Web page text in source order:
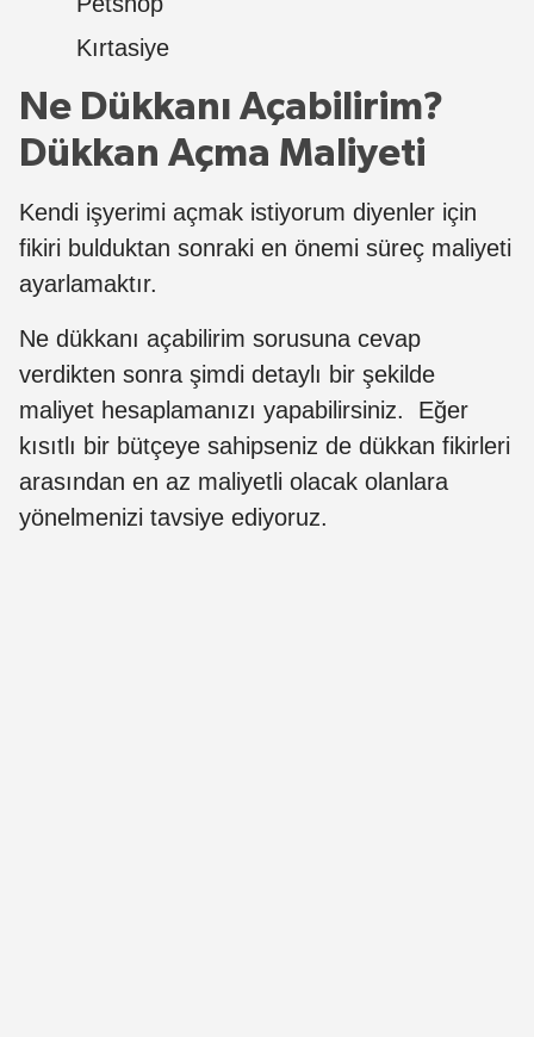
Kırtasiye
Ne Dükkanı Açabilirim?
Dükkan Açma Maliyeti
Kendi işyerimi açmak istiyorum diyenler için
fikiri bulduktan sonraki en önemi süreç maliyeti
ayarlamaktır.
Ne dükkanı açabilirim sorusuna cevap
verdikten sonra şimdi detaylı bir şekilde
maliyet hesaplamanızı yapabilirsiniz. Eğer
kısıtlı bir bütçeye sahipseniz de dükkan fikirleri
arasından en az maliyetli olacak olanlara
yönelmenizi tavsiye ediyoruz.